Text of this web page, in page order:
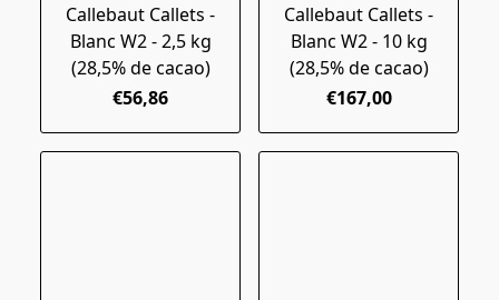
Callebaut Callets -
Blanc W2 - 2,5 kg
(28,5% de cacao)
€56,86
Callebaut Callets -
Blanc W2 - 10 kg
(28,5% de cacao)
€167,00